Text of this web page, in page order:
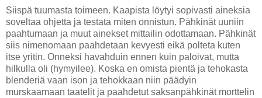
Siispä tuumasta toimeen. Kaapista löytyi sopivasti aineksia
soveltaa ohjetta ja testata miten onnistun. Pähkinät uuniin
paahtumaan ja muut ainekset mittailin odottamaan. Pähkinät
siis nimenomaan paahdetaan kevyesti eikä polteta kuten
itse yritin. Onneksi havahduin ennen kuin paloivat, mutta
hilkulla oli (hymyilee). Koska en omista pientä ja tehokasta
blenderiä vaan ison ja tehokkaan niin päädyin
murskaamaan taatelit ja paahdetut saksanpähkinät morttelin